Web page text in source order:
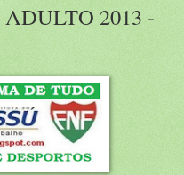
2013 -